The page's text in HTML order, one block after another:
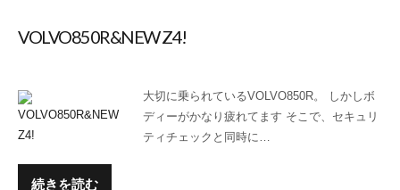
VOLVO850R&NEW Z4!
大切に乗られているVOLVO850R。 しかしボ
ディーがかなり疲れてます そこで、セキュリ
ティチェックと同時に…
続きを読む